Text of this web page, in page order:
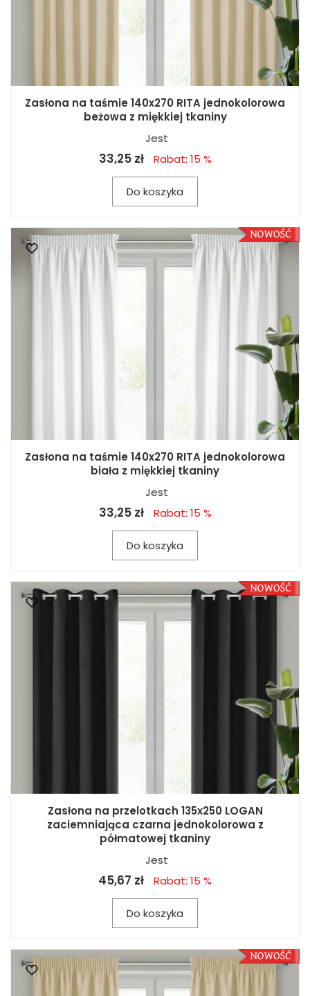
Zasłona na taśmie 140x270 RITA jednokolorowa
beżowa z miękkiej tkaniny
Jest
33,25 zł Rabat: 15 %
Do koszyka
Zasłona na taśmie 140x270 RITA jednokolorowa
biała z miękkiej tkaniny
Jest
33,25 zł Rabat: 15 %
Do koszyka
Zasłona na przelotkach 135x250 LOGAN
zaciemniająca czarna jednokolorowa z
półmatowej tkaniny
Jest
45,67 zł Rabat: 15 %
Do koszyka